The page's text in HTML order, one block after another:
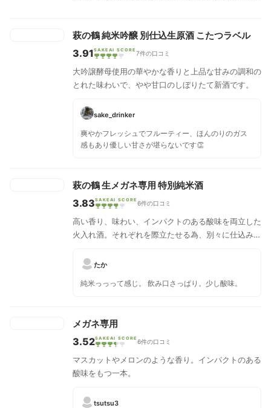
萩の鶴 純米吟醸 別仕込生原酒 こたつラベル
3.91SAKEAI SCORE 7件の口コミ
大吟譲酵母使用の華やかな香りと上品な甘みの調和の
とれた味わいで、やや甘口のしぼりたて新酒です。
sake_drinker
爽やかフレッシュでフルーティー、ほんのりのガス
感もあり優しい甘さが堪らないです👏
萩の鶴 生メガネ専用 特別純米酒
3.83SAKEAI SCORE 6件の口コミ
高い香り、味わい、インパクトのある酸味を両立した
火入れ酒。それぞれを際立たせる為、別々に仕込み最
たか
純米っっって感じ。 飲み口さっぱり。少し酸味。
メガネ専用
3.52SAKEAI SCORE 6件の口コミ
マスカットやメロンのような香り。インパクトのある
酸味をもつ一本。
tsutsu3